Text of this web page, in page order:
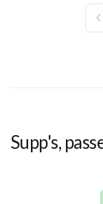
Supp's,